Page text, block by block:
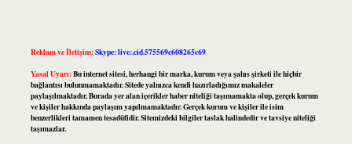
Reklam ve İletişim:Skype: live:.cid.575569c608265c69
Yasal Uyarı:Bu internet sitesi, herhangi bir marka, kurum veya şahıs şirketi ile hiçbir
bağlantısı bulunmamaktadır. Sitede yalnızca kendi hazırladığımız makaleler
paylaşılmaktadır. Burada yer alan içerikler haber niteliği taşımamakta olup, gerçek kurum
ve kişiler hakkında paylaşım yapılmamaktadır. Gerçek kurum ve kişiler ile isim
benzerlikleri tamamen tesadüfidir. Sitemizdeki bilgiler taslak halindedir ve tavsiye niteliği
taşımazlar.